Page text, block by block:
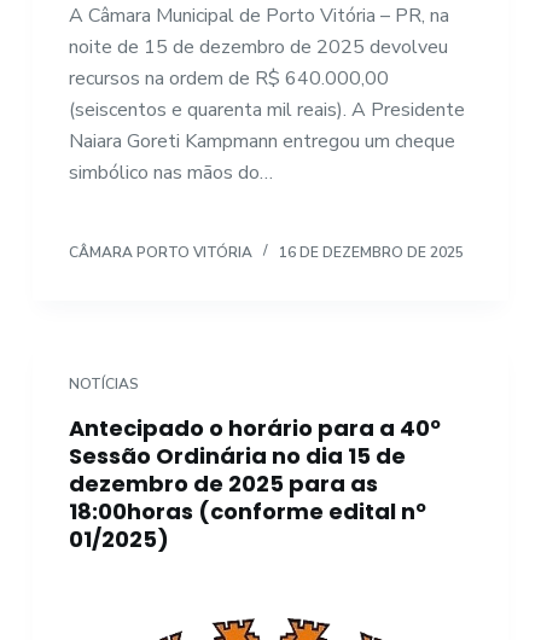
A Câmara Municipal de Porto Vitória – PR, na
noite de 15 de dezembro de 2025 devolveu
recursos na ordem de R$ 640.000,00
(seiscentos e quarenta mil reais). A Presidente
Naiara Goreti Kampmann entregou um cheque
simbólico nas mãos do…
CÂMARA PORTO VITÓRIA 16 DE DEZEMBRO DE 2025
NOTÍCIAS
Antecipado o horário para a 40º
Sessão Ordinária no dia 15 de
dezembro de 2025 para as
18:00horas (conforme edital nº
01/2025)